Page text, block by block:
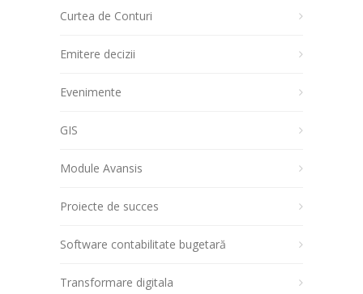
Curtea de Conturi
Emitere decizii
Evenimente
GIS
Module Avansis
Proiecte de succes
Software contabilitate bugetară
Transformare digitala